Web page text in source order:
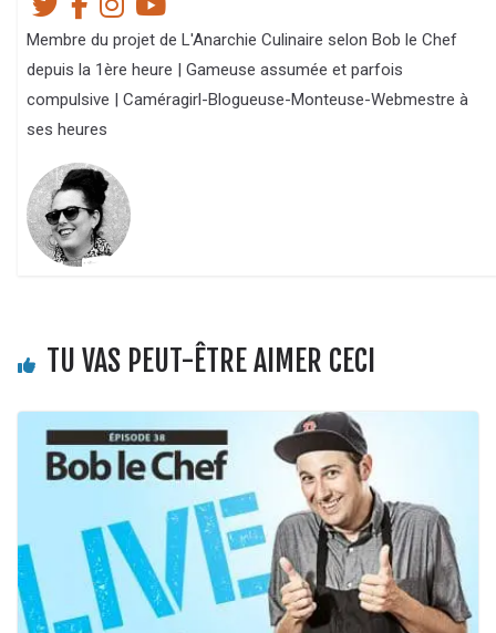
Membre du projet de L'Anarchie Culinaire selon Bob le Chef
depuis la 1ère heure | Gameuse assumée et parfois
compulsive | Caméragirl-Blogueuse-Monteuse-Webmestre à
ses heures
TU VAS PEUT-ÊTRE AIMER CECI